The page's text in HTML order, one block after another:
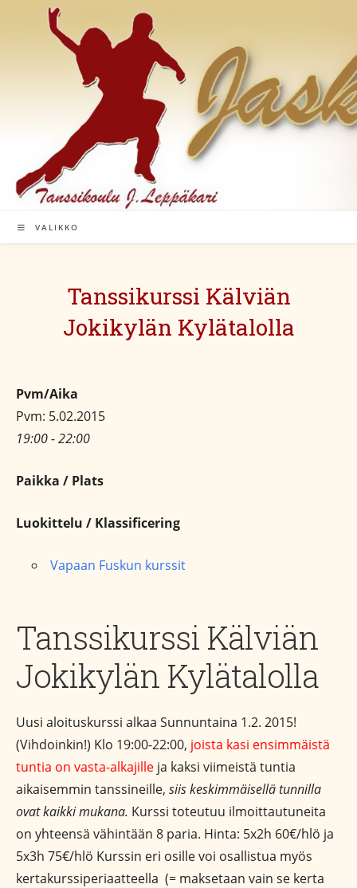
VALIKKO
Tanssikurssi Kälviän
Jokikylän Kylätalolla
Pvm/Aika
Pvm: 5.02.2015
19:00 - 22:00
Paikka / Plats
Luokittelu / Klassificering
Vapaan Fuskun kurssit
Tanssikurssi Kälviän
Jokikylän Kylätalolla
Uusi aloituskurssi alkaa Sunnuntaina 1.2. 2015!
(Vihdoinkin!) Klo 19:00-22:00, joista kasi ensimmäistä
tuntia on vasta-alkajille ja kaksi viimeistä tuntia
aikaisemmin tanssineille, siis keskimmäisellä tunnilla
ovat kaikki mukana. Kurssi toteutuu ilmoittautuneita
on yhteensä vähintään 8 paria. Hinta: 5x2h 60€/hlö ja
5x3h 75€/hlö Kurssin eri osille voi osallistua myös
kertakurssiperiaatteella (= maksetaan vain se kerta